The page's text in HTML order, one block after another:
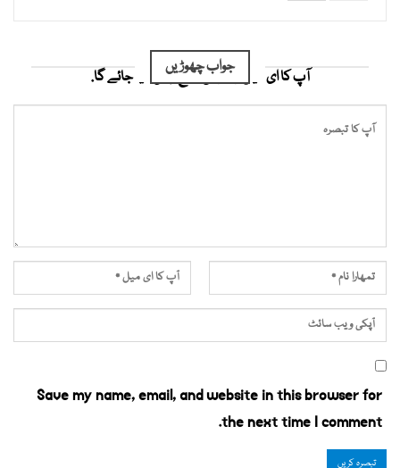
جواب چھوڑیں
آپ کا ای میل ایڈریس شائع نہیں کیا جائے گا.
Save my name, email, and website in this browser for
the next time I comment.